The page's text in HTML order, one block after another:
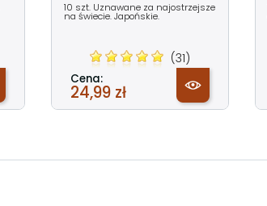
10 szt. Uznawane za najostrzejsze
na świecie. Japońskie.
(31)
Cena:
24,99 zł